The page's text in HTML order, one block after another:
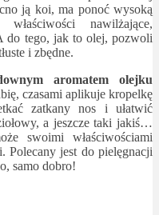
ją koi, ma ponoć wysoką
nawilżające,
do tego, jak to olej, pozwoli
i zbędne.
aromatem olejku
czasami aplikuje kropelkę
zatkany nos i ułatwić
a jeszcze taki jakiś…
swoimi właściwościami
Polecany jest do pielęgnacji
samo dobro!